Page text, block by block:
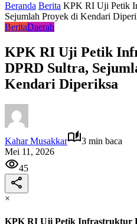
Beranda Berita KPK RI Uji Petik
Sejumlah Proyek di Kendari
BeritaDaerah
KPK RI Uji Petik
DPRD Sultra,
Kendari Diperiksa
Kahar Musakkar
3 min baca
Mei 11, 2026
45
×
KPK RI Uji Petik Infrastruktur